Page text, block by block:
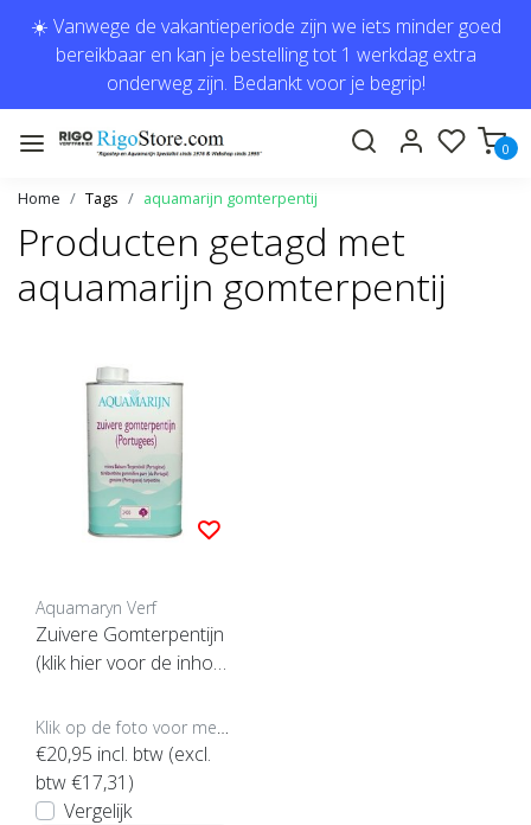
☀️ Vanwege de vakantieperiode zijn we iets minder goed
bereikbaar en kan je bestelling tot 1 werkdag extra
onderweg zijn. Bedankt voor je begrip!
0
Home Tags aquamarijn gomterpentij
Producten getagd met
aquamarijn gomterpentij
Aquamaryn Verf
Zuivere Gomterpentijn
(klik hier voor de inhou
€20,95 incl. btw (excl.
btw €17,31)
Vergelijk